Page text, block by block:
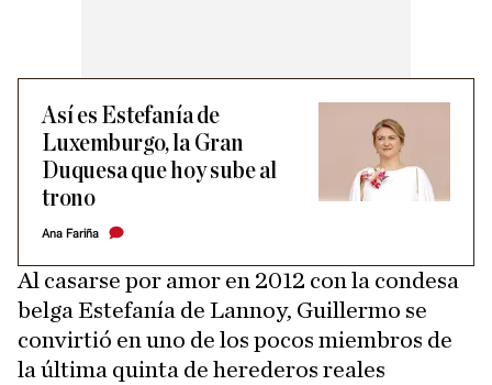
Así es Estefanía de
Luxemburgo, la Gran
Duquesa que hoy sube al
trono
Ana Fariña
Al casarse por amor en 2012 con la condesa
belga Estefanía de Lannoy, Guillermo se
convirtió en uno de los pocos miembros de
la última quinta de herederos reales